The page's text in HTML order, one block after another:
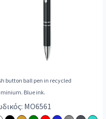
button ball pen in recycled
Blue ink.
MO6561